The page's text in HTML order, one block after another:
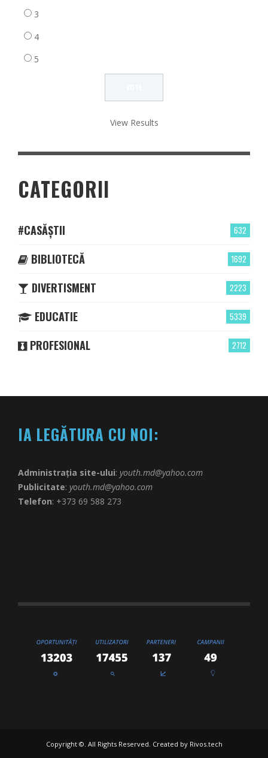
3
4
5
View Results
CATEGORII
632
#CASĂȘTII
1692
BIBLIOTECĂ
2223
DIVERTISMENT
5339
EDUCATIE
2712
PROFESIONAL
IA LEGĂTURA CU NOI:
Administrația site-ului: youth.md@yahoo.com
Publicitate: youth.md@yahoo.com
Telefon: +373 69 588 273
Copyright ©. All Rights Reserved. Created by Rivos.tech